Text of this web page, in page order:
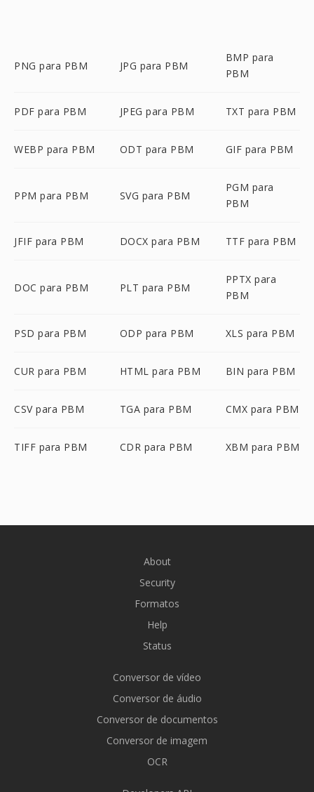
PNG para PBM JPG para PBM
BMP para
PBM
PDF para PBM JPEG para PBM TXT para PBM
WEBP para PBM ODT para PBM GIF para PBM
PPM para PBM SVG para PBM
PGM para
PBM
JFIF para PBM DOCX para PBM TTF para PBM
DOC para PBM PLT para PBM
PPTX para
PBM
PSD para PBM ODP para PBM XLS para PBM
CUR para PBM HTML para PBM BIN para PBM
CSV para PBM TGA para PBM CMX para PBM
TIFF para PBM CDR para PBM XBM para PBM
About
Security
Formatos
Help
Status
Conversor de vídeo
Conversor de áudio
Conversor de documentos
Conversor de imagem
OCR